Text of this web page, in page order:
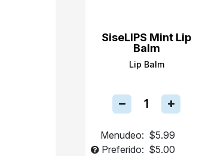
SiseLIPS Mint Lip
Balm
Lip Balm
Menudeo: $5.99
Preferido: $5.00